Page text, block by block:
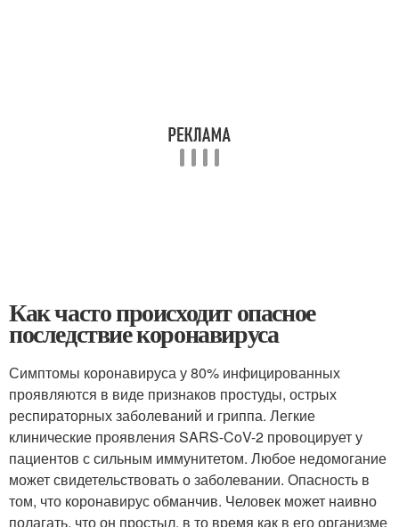
Как часто происходит опасное
последствие коронавируса
Симптомы коронавируса у 80% инфицированных
проявляются в виде признаков простуды, острых
респираторных заболеваний и гриппа. Легкие
клинические проявления SARS-CoV-2 провоцирует у
пациентов с сильным иммунитетом. Любое недомогание
может свидетельствовать о заболевании. Опасность в
том, что коронавирус обманчив. Человек может наивно
полагать, что он простыл, в то время как в его организме